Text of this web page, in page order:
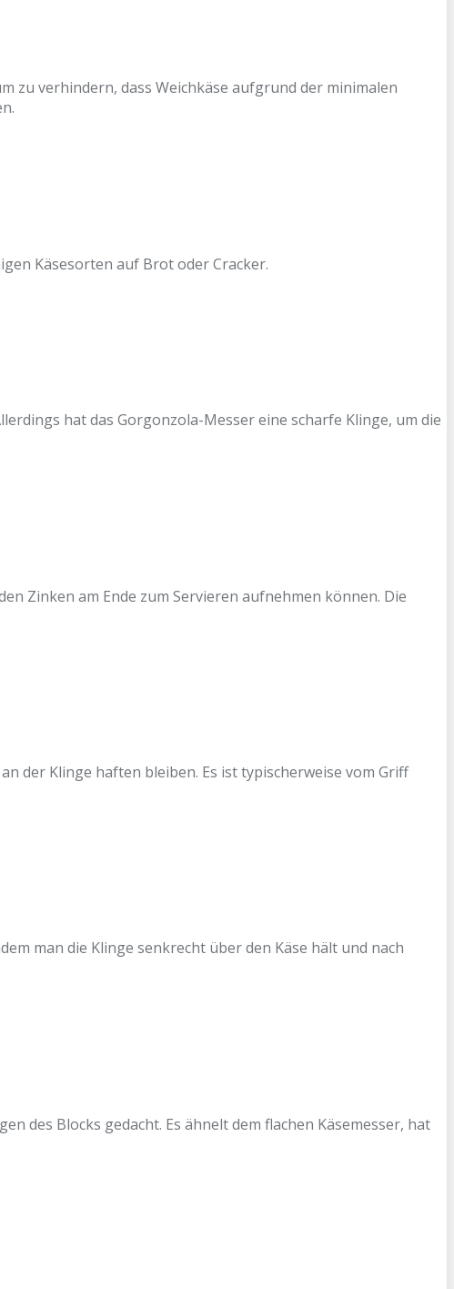
zu verhindern, dass Weichkäse aufgrund der minimalen
Käsesorten auf Brot oder Cracker.
hat das Gorgonzola-Messer eine scharfe Klinge, um die
Zinken am Ende zum Servieren aufnehmen können. Die
der Klinge haften bleiben. Es ist typischerweise vom Griff
man die Klinge senkrecht über den Käse hält und nach
des Blocks gedacht. Es ähnelt dem flachen Käsemesser, hat